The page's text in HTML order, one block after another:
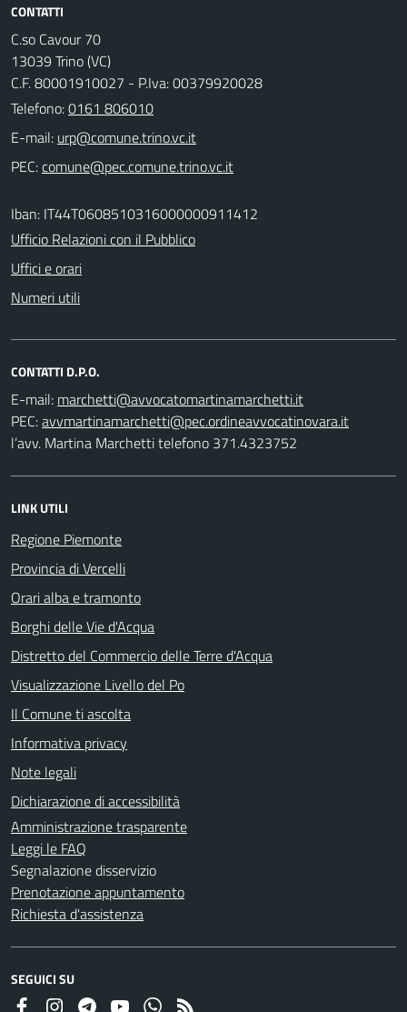
CONTATTI
C.so Cavour 70
13039 Trino (VC)
C.F. 80001910027 - P.Iva: 00379920028
Telefono:0161 806010
E-mail:
PEC:
Iban: IT44T0608510316000000911412
Ufficio Relazioni con il Pubblico
Uffici e orari
Numeri utili
CONTATTI D.P.O.
E-mail:
PEC:
l’avv. Martina Marchetti telefono 371.4323752
LINK UTILI
Regione Piemonte
Provincia di Vercelli
Orari alba e tramonto
Borghi delle Vie d'Acqua
Distretto del Commercio delle Terre d'Acqua
Visualizzazione Livello del Po
Il Comune ti ascolta
Informativa privacy
Note legali
Dichiarazione di accessibilità
Amministrazione trasparente
Leggi le FAQ
Segnalazione disservizio
Prenotazione appuntamento
Richiesta d'assistenza
SEGUICI SU